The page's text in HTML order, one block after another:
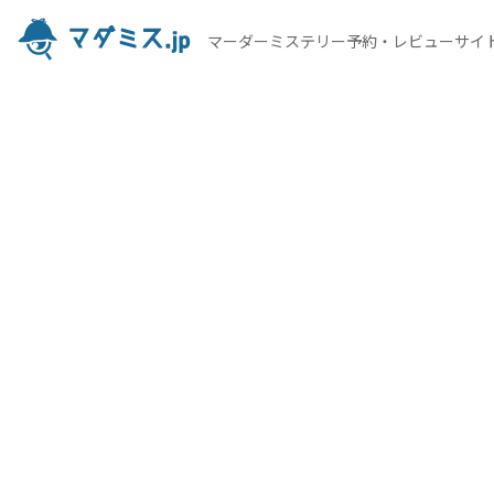
マーダーミステリー予約・レビューサイ